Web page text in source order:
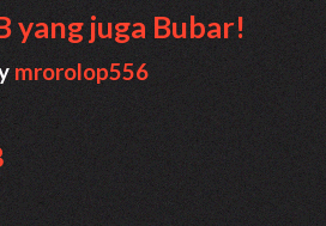
yang juga Bubar!
mrorolop556